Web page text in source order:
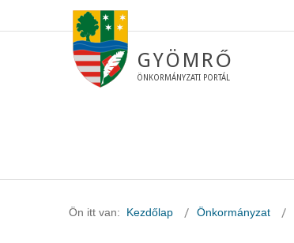
GYÖMRŐ
ÖNKORMÁNYZATI PORTÁL
Ön itt van: Kezdőlap Önkormányzat